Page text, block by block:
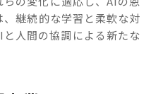
継続的な学習と柔軟な対
人間の協調による新たな